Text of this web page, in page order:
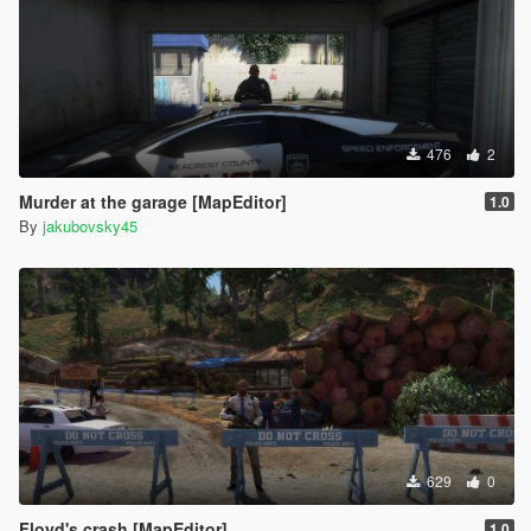
476 2
Murder at the garage [MapEditor] 1.0
By jakubovsky45
629 0